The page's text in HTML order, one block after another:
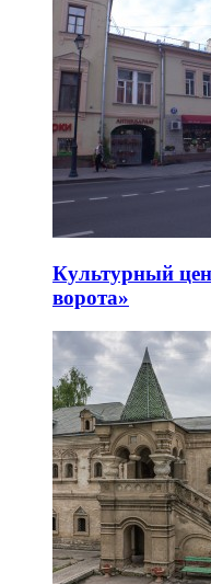
Культурный
ворота»